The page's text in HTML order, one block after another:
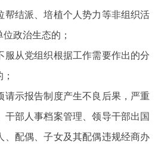
帮结派、培植个人势力等非组织活
政治生态的；
服从党组织根据工作需要作出的分
请示报告制度产生不良后果，严重
干部人事档案管理、领导干部出国
、配偶、子女及其配偶违规经商办